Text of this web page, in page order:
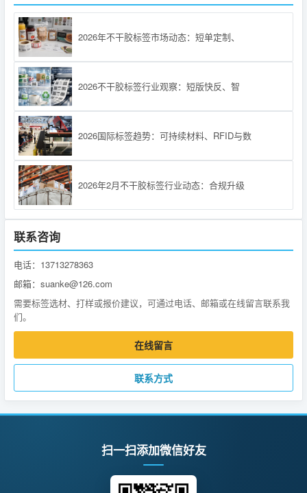
2026年不干胶标签市场动态：短单定制、
2026不干胶标签行业观察：短版快反、智
2026国际标签趋势：可持续材料、RFID与数
2026年2月不干胶标签行业动态：合规升级
联系咨询
电话：13713278363
邮箱：suanke@126.com
需要标签选材、打样或报价建议，可通过电话、邮箱或在线留言联系我
们。
在线留言
联系方式
扫一扫添加微信好友